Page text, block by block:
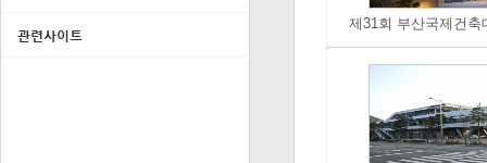
관련사이트